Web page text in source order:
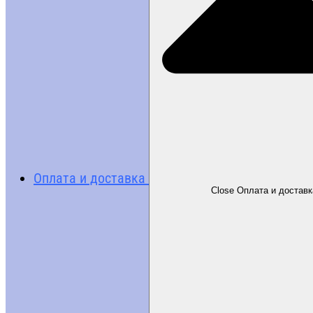
Оплата и доставка
Close Оплата и